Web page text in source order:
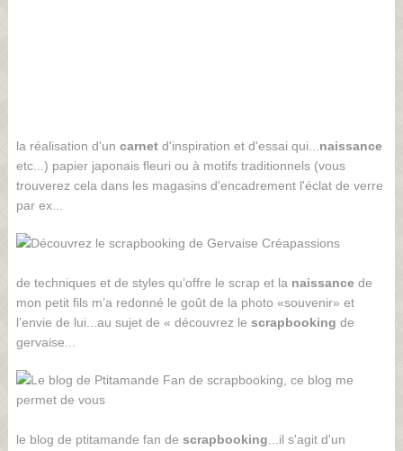
la réalisation d'un carnetd'inspiration et d'essai qui... naissance
etc...) papier japonais fleuri ou à motifs traditionnels (vous
trouverez cela dans les magasins d'encadrement l'éclat de verre
par ex...
de techniques et de styles qu’offre le scrap et la naissancede
mon petit fils m’a redonné le goût de la photo «souvenir» et
l’envie de lui...au sujet de « découvrez le scrapbooking de
gervaise...
le blog de ptitamande fan de scrapbooking ...il s'agit d'un